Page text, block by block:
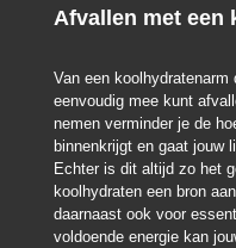
Afvallen met een
Van een
eenvoudig mee kunt
nemen verminder je de
binnenkrijgt en gaat jouw
Echter is dit altijd zo het
koolhydraten een bron
daarnaast ook voor
voldoende energie kan